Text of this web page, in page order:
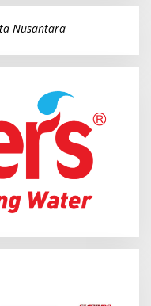
Nusantara